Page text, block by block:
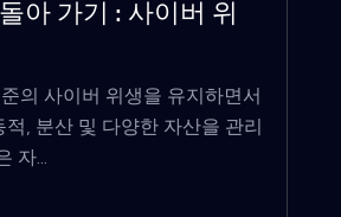
아 가기 : 사이버 위
의 사이버 위생을 유지하면서
적, 분산 및 다양한 자산을 관리
자...